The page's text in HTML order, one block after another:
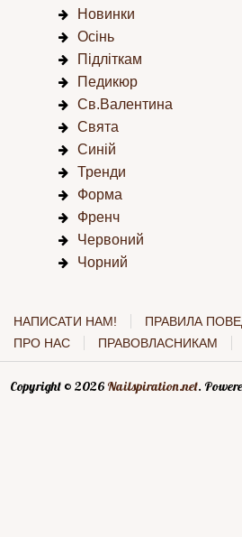
Новинки
Осінь
Підліткам
Педикюр
Св.Валентина
Свята
Синій
Тренди
Форма
Френч
Червоний
Чорний
НАПИСАТИ НАМ!
ПРАВИЛА
ПРО НАС
ПРАВОВЛАСНИКАМ
Copyright © 2026Nailspiration.net.